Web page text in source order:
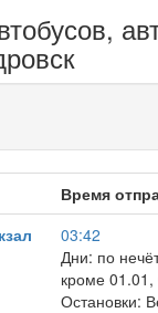
Время
03:42
Дни: по
кроме 01.01,
Остановки: